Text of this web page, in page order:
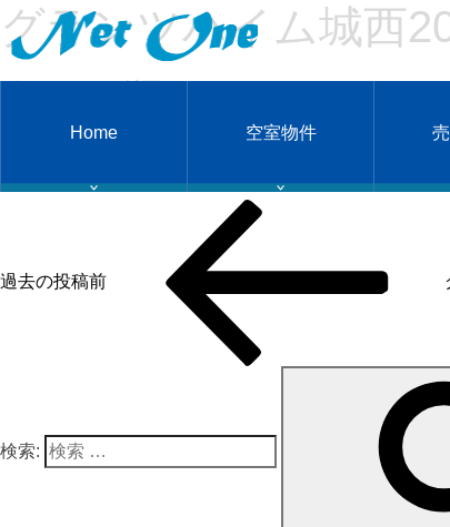
Home 空室物件
グランツハイム城西
過去の投稿前
検索: